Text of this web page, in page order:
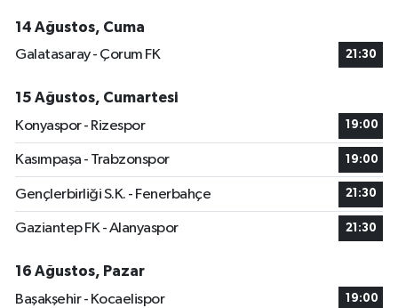
14 Ağustos, Cuma
Galatasaray - Çorum FK
21:30
15 Ağustos, Cumartesi
Konyaspor - Rizespor
19:00
Kasımpaşa - Trabzonspor 19:00
Gençlerbirliği S.K. - Fenerbahçe 21:30
Gaziantep FK - Alanyaspor 21:30
16 Ağustos, Pazar
Başakşehir - Kocaelispor
19:00